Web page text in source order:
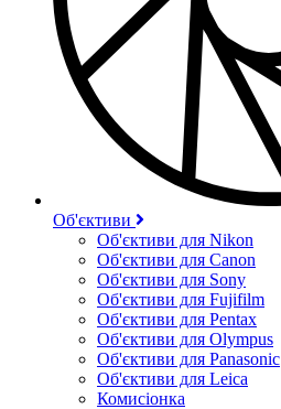
Об'єктиви
Об'єктиви для Nikon
Об'єктиви для Canon
Об'єктиви для Sony
Об'єктиви для Fujifilm
Об'єктиви для Pentax
Об'єктиви для Olympus
Об'єктиви для Panasonic
Об'єктиви для Leica
Комисіонка